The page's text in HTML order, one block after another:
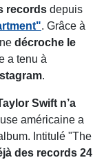
records depuis
. Grâce à
décroche le
a tenu à
.
Swift n’a
américaine a
Intitulé "The
des records 24